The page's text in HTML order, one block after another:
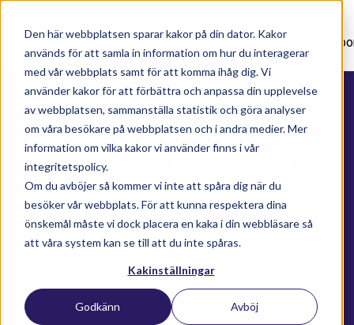
Den här webbplatsen sparar kakor på din dator. Kakor
används för att samla in information om hur du interagerar
med vår webbplats samt för att komma ihåg dig. Vi
använder kakor för att förbättra och anpassa din upplevelse
av webbplatsen, sammanställa statistik och göra analyser
om våra besökare på webbplatsen och i andra medier. Mer
information om vilka kakor vi använder finns i vår
integritetspolicy.
Om du avböjer så kommer vi inte att spåra dig när du
besöker vår webbplats. För att kunna respektera dina
önskemål måste vi dock placera en kaka i din webbläsare så
att våra system kan se till att du inte spåras.
Kakinställningar
Godkänn Avböj
Nyhetsartiklar Utbildningar Supportavtal
Här kan du söka bland alla
våra kunskapsartiklar
Det finns inga förslag eftersom sökfältet är